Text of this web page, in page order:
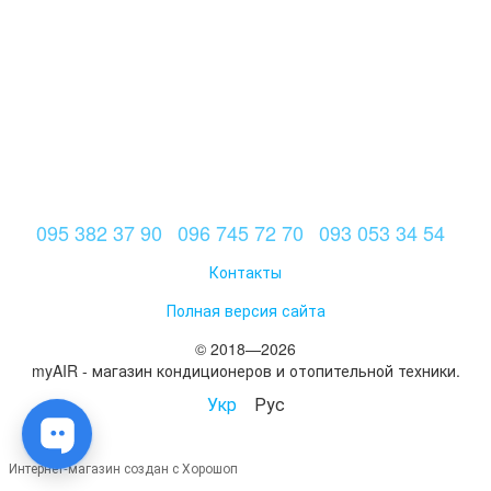
095 382 37 90 096 745 72 70 093 053 34 54
Контакты
Полная версия сайта
© 2018—2026
myAIR - магазин кондиционеров и отопительной техники.
Укр Рус
Интернет-магазин создан с Хорошоп